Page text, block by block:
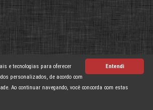
Entendi
e tecnologias para oferecer
personalizados, de acordo com
Ao continuar navegando, você concorda com estas